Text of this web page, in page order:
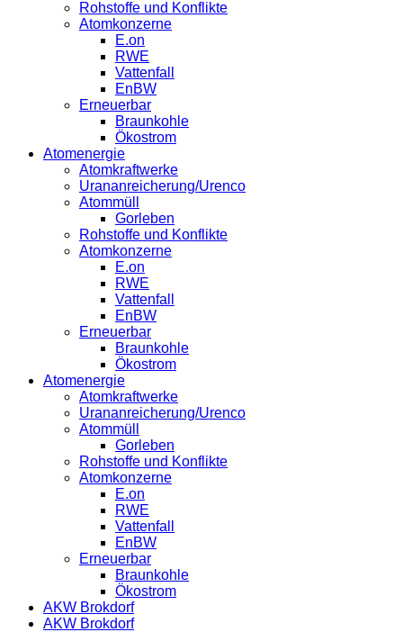
Rohstoffe und Konflikte
Atomkonzerne
E.on
RWE
Vattenfall
EnBW
Erneuerbar
Braunkohle
Ökostrom
Atomenergie
Atomkraftwerke
Urananreicherung/Urenco
Atommüll
Gorleben
Rohstoffe und Konflikte
Atomkonzerne
E.on
RWE
Vattenfall
EnBW
Erneuerbar
Braunkohle
Ökostrom
Atomenergie
Atomkraftwerke
Urananreicherung/Urenco
Atommüll
Gorleben
Rohstoffe und Konflikte
Atomkonzerne
E.on
RWE
Vattenfall
EnBW
Erneuerbar
Braunkohle
Ökostrom
AKW Brokdorf
AKW Brokdorf